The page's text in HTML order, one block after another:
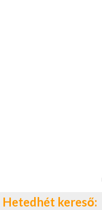
Hetedhét kereső: